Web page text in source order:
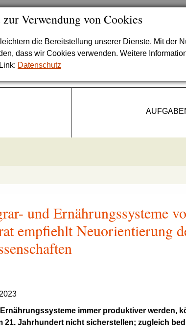
Verwendung von Cookies
die Bereitstellung unserer Dienste. Mit der
dass wir Cookies verwenden. Weitere
Datenschutz
und Ernährungssysteme
empfiehlt Neuorientierung
immer produktiver werden,
21. Jahrhundert nicht sicherstellen; zugleich